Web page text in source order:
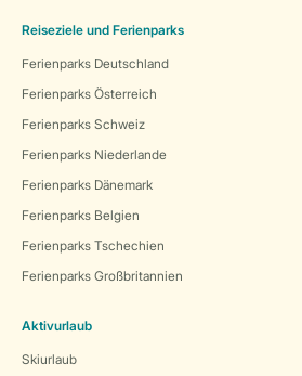
Reiseziele und Ferienparks
Ferienparks Deutschland
Ferienparks Österreich
Ferienparks Schweiz
Ferienparks Niederlande
Ferienparks Dänemark
Ferienparks Belgien
Ferienparks Tschechien
Ferienparks Großbritannien
Aktivurlaub
Skiurlaub